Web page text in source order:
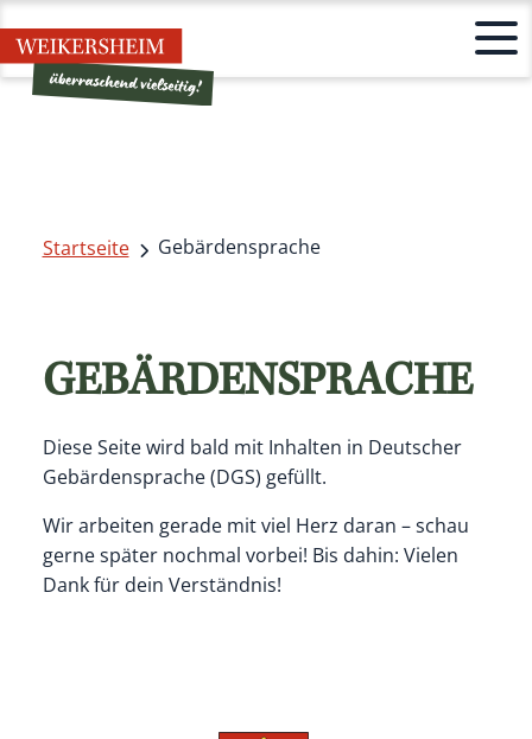
Startseite Gebärdensprache
GEBÄRDENSPRACHE
Diese Seite wird bald mit Inhalten in Deutscher
Gebärdensprache (DGS) gefüllt.
Wir arbeiten gerade mit viel Herz daran – schau
gerne später nochmal vorbei! Bis dahin: Vielen
Dank für dein Verständnis!